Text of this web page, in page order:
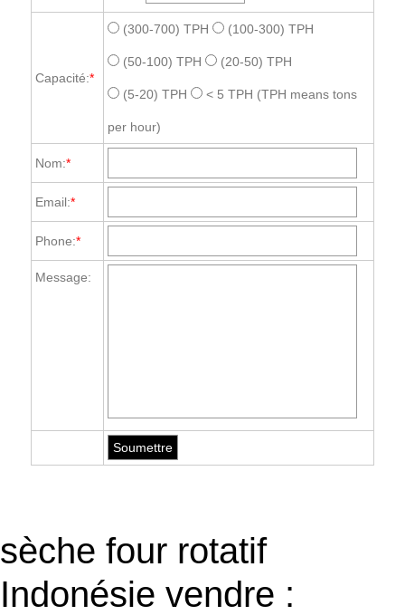
Capacité:*
(300-700) TPH (100-300) TPH
(50-100) TPH (20-50) TPH
(5-20) TPH < 5 TPH (TPH means tons
per hour)
Nom:*
Email:*
Phone:*
Message:
sèche four rotatif
Indonésie vendre :